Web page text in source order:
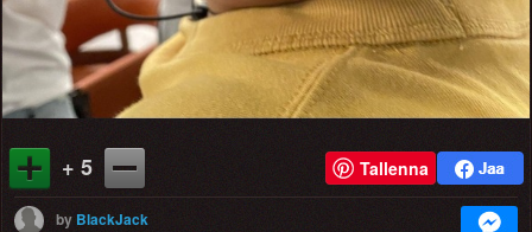
+ 5 Tallenna
by BlackJack